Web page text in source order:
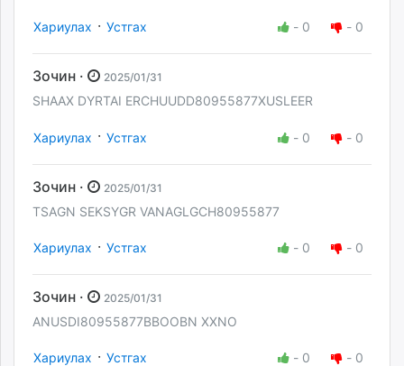
Хариулах · Устгах - 0 - 0
Зочин · 2025/01/31
SHAAX DYRTAI ERCHUUDD80955877XUSLEER
Хариулах · Устгах - 0 - 0
Зочин · 2025/01/31
TSAGN SEKSYGR VANAGLGCH80955877
Хариулах · Устгах - 0 - 0
Зочин · 2025/01/31
ANUSDI80955877BBOOBN XXNO
Хариулах · Устгах - 0 - 0